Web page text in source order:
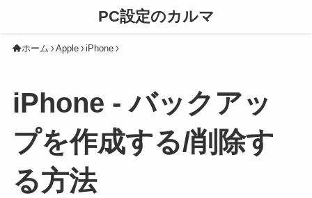
PC設定のカルマ
ホーム Apple iPhone
iPhone - バックアッ
プを作成する/削除す
る方法